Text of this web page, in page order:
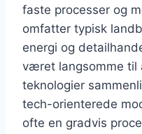
faste processer og
omfatter typisk
energi og
været langsomme til
teknologier
tech-orienterede
ofte en gradvis